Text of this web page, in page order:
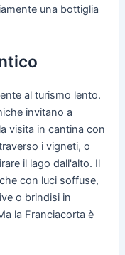
una bottiglia
al turismo lento.
invitano a
visita in cantina con
i vigneti, o
il lago dall'alto. Il
con luci soffuse,
o brindisi in
la Franciacorta è